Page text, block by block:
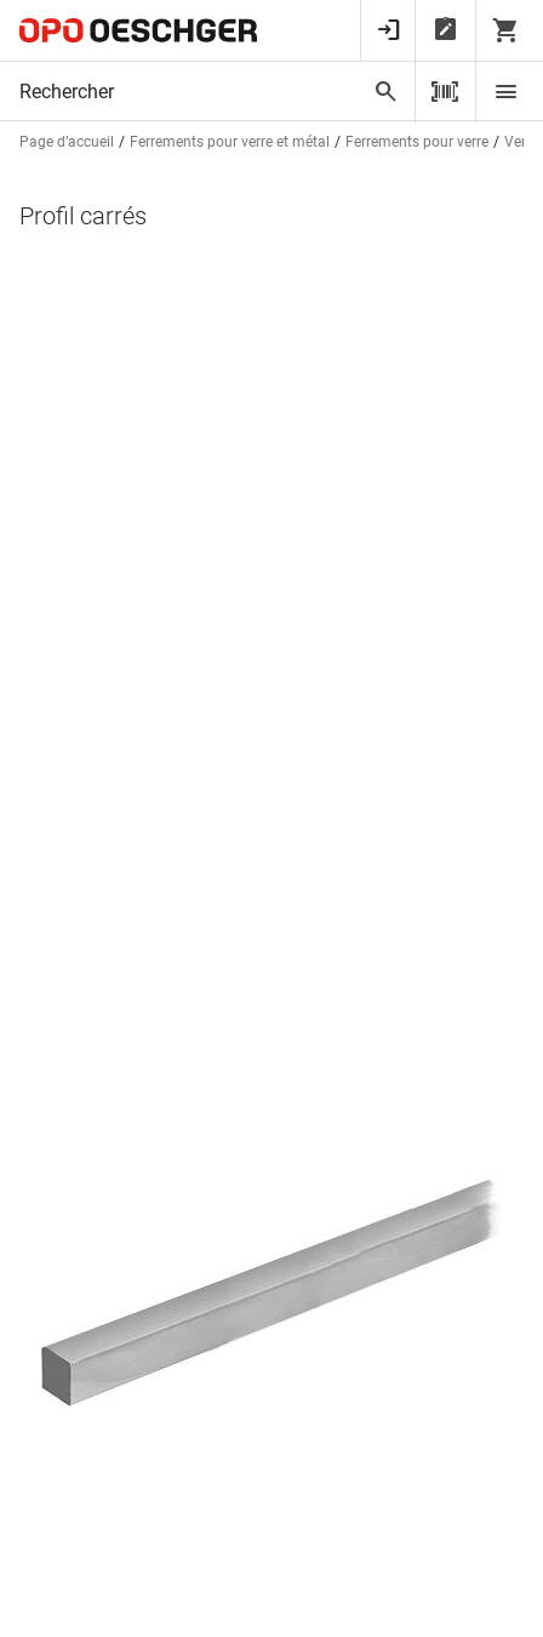
Page d’accueil Ferrements pour verre et métal Ferrements pour verre
Profil carrés